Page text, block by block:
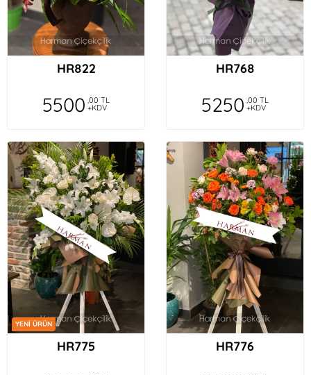
HR822
5500 ,00 TL
+KDV
HR768
5250 ,00 TL
+KDV
YENİ ÜRÜN
HR775 HR776